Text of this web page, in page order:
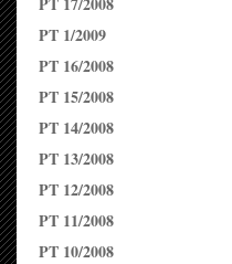
PT 1/2009
PT 16/2008
PT 15/2008
PT 14/2008
PT 13/2008
PT 12/2008
PT 11/2008
PT 10/2008